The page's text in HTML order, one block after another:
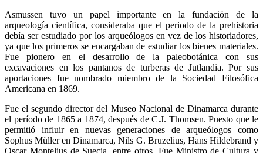
Asmussen tuvo un papel importante en la fundación de la
arqueología científica, consideraba que el periodo de la prehistoria
debía ser estudiado por los arqueólogos en vez de los historiadores,
ya que los primeros se encargaban de estudiar los bienes materiales.
Fue pionero en el desarrollo de la paleobotánica con sus
excavaciones en los pantanos de turberas de Jutlandia. Por sus
aportaciones fue nombrado miembro de la Sociedad Filosófica
Americana en 1869.
Fue el segundo director del Museo Nacional de Dinamarca durante
el período de 1865 a 1874, después de C.J. Thomsen. Puesto que le
permitió influir en nuevas generaciones de arqueólogos como
Sophus Müller en Dinamarca, Nils G. Bruzelius, Hans Hildebrand y
Oscar Montelius de Suecia, entre otros. Fue Ministro de Cultura y